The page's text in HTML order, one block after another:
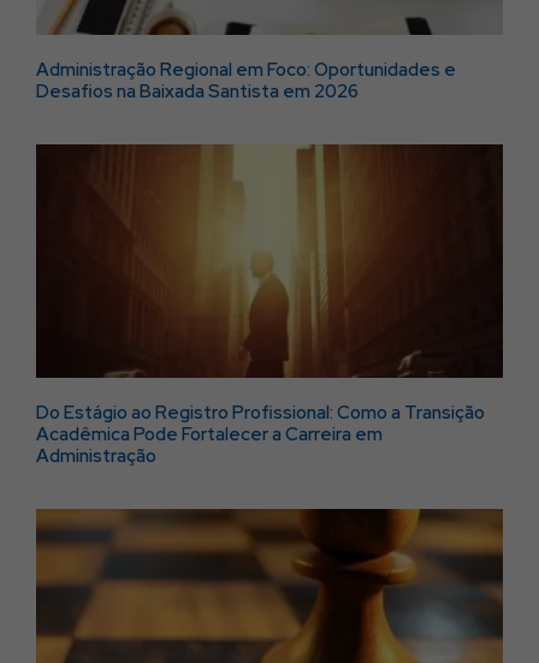
Administração Regional em Foco: Oportunidades e
Desafios na Baixada Santista em 2026
Do Estágio ao Registro Profissional: Como a Transição
Acadêmica Pode Fortalecer a Carreira em
Administração